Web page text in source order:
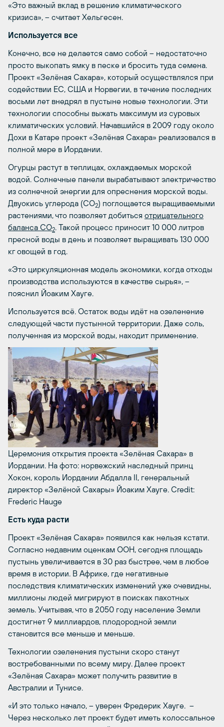
«Это важный вклад в решение климатического
кризиса», – считает Хельгесен.
Используется все
Конечно, все не делается само собой – недостаточно
просто выкопать ямку в песке и бросить туда семена.
Проект «Зелёная Сахара», который осуществлялся при
содействии ЕС, США и Норвегии, в течение последних
восьми лет внедрял в пустыне новые технологии. Эти
технологии способны выжать максимум из суровых
климатических условий. Начавшийся в 2009 году около
Дохи в Катаре проект «Зелёная Сахара» реализовался в
полной мере в Иордании.
Огурцы растут в теплицах, охлаждаемых морской
водой. Солнечные панели вырабатывают электричество
из солнечной энергии для опреснения морской воды.
Двуокись углерода (CO2) поглощается выращиваемыми
растениями, что позволяет добиться отрицательного
баланса CO2. Такой процесс приносит 10 000 литров
пресной воды в день и позволяет выращивать 130 000
кг овощей в год.
«Это циркуляционная модель экономики, когда отходы
производства используются в качестве сырья», –
пояснил Йоаким Хауге.
Используется всё. Остаток воды идёт на озеленение
следующей части пустынной территории. Даже соль,
полученная из морской воды, находит применение.
Церемония открытия проекта «Зелёная Сахара» в
Иордании. На фото: норвежский наследный принц
Хокон, король Иордании Абдалла II, генеральный
директор «Зелёной Сахары» Йоаким Хауге. Credit:
Frederic Hauge
Есть куда расти
Проект «Зелёная Сахара» появился как нельзя кстати.
Согласно недавним оценкам ООН, сегодня площадь
пустынь увеличивается в 30 раз быстрее, чем в любое
время в истории. В Африке, где негативные
последствия климатических изменений уже очевидны,
миллионы людей мигрируют в поисках пахотных
земель. Учитывая, что в 2050 году население Земли
достигнет 9 миллиардов, плодородной земли
становится все меньше и меньше.
Технологии озеленения пустыни скоро станут
востребованными по всему миру. Далее проект
«Зелёная Сахара» может получить развитие в
Австралии и Тунисе.
«И это только начало, – уверен Фредерик Хауге. –
Через несколько лет проект будет иметь колоссальное